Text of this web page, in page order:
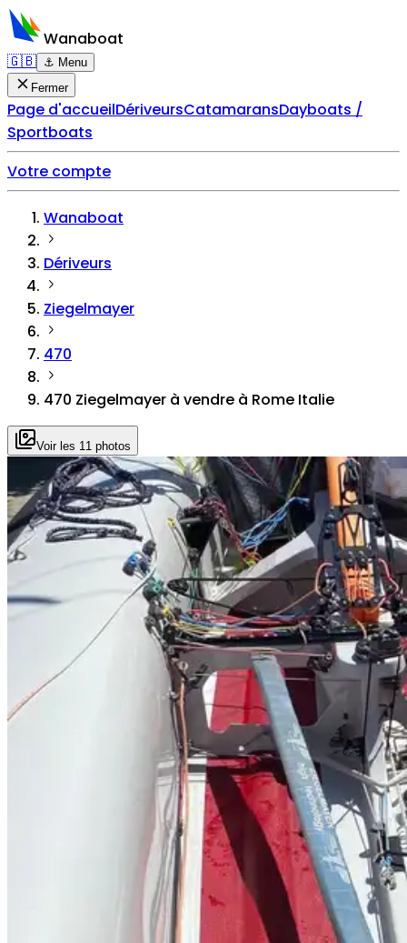
Wanaboat
🇬🇧 ⚓ Menu
Fermer
Page d'accueilDériveursCatamaransDayboats /
Sportboats
Votre compte
Wanaboat
Dériveurs
Ziegelmayer
470
470 Ziegelmayer à vendre à Rome Italie
Voir les 11 photos